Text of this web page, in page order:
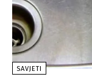
SAVJETI